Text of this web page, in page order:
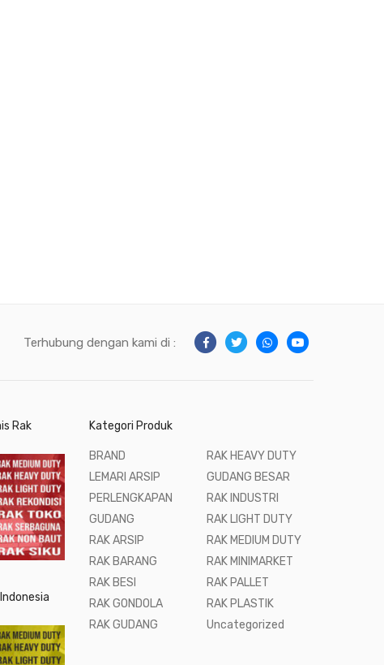
Terhubung dengan kami di :
Rak Kategori Produk
BRAND
LEMARI ARSIP
PERLENGKAPAN
GUDANG
RAK ARSIP
RAK BARANG
RAK BESI
RAK GONDOLA
RAK GUDANG
RAK HEAVY DUTY
GUDANG BESAR
RAK INDUSTRI
RAK LIGHT DUTY
RAK MEDIUM DUTY
RAK MINIMARKET
RAK PALLET
RAK PLASTIK
Uncategorized